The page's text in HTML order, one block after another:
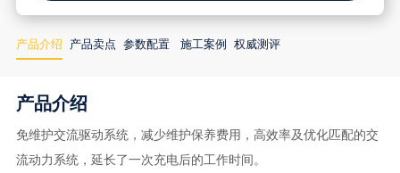
产品介绍 产品卖点 参数配置 施工案例 权威测评
产品介绍
免维护交流驱动系统，减少维护保养费用，高效率及优化匹配的交
流动力系统，延长了一次充电后的工作时间。